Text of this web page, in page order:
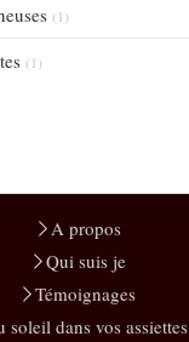
(1)
(1)
A propos
Qui suis je
Témoignages
soleil dans vos assiettes